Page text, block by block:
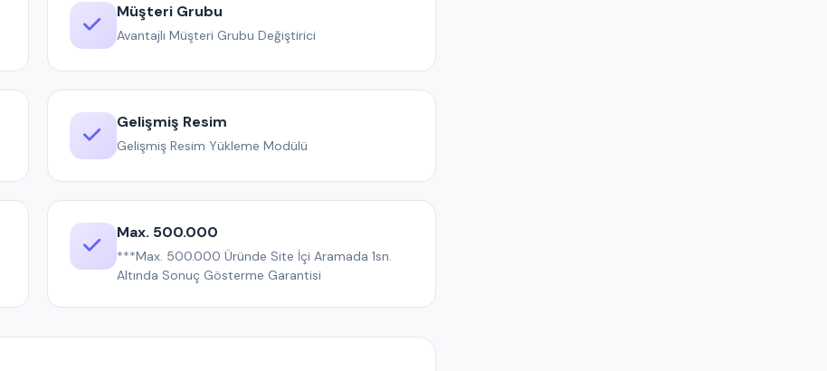
Müşteri Grubu
Avantajlı Müşteri Grubu Değiştirici
Gelişmiş Resim
Gelişmiş Resim Yükleme Modülü
Max. 500.000
***Max. 500.000 Üründe Site İçi Aramada 1sn.
Altında Sonuç Gösterme Garantisi